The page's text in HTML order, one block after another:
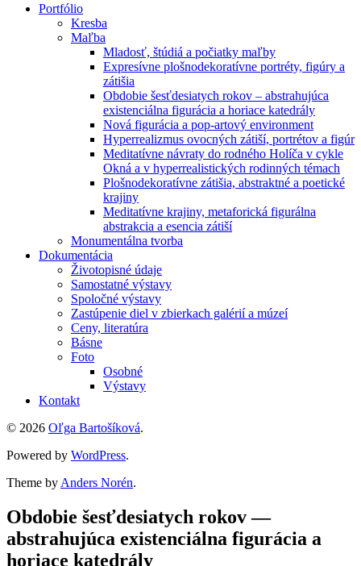
Portfólio
Kresba
Maľba
Mladosť, štúdiá a počiatky maľby
Expresívne plošnodekoratívne portréty, figúry a
zátišia
Obdobie šesťdesiatych rokov – abstrahujúca
existenciálna figurácia a horiace katedrály
Nová figurácia a pop-artový environment
Hyperrealizmus ovocných zátiší, portrétov a figúr
Meditatívne návraty do rodného Holíča v cykle
Okná a v hyperrealistických rodinných témach
Plošnodekoratívne zátišia, abstraktné a poetické
krajiny
Meditatívne krajiny, metaforická figurálna
abstrakcia a esencia zátiší
Monumentálna tvorba
Dokumentácia
Životopisné údaje
Samostatné výstavy
Spoločné výstavy
Zastúpenie diel v zbierkach galérií a múzeí
Ceny, literatúra
Básne
Foto
Osobné
Výstavy
Kontakt
© 2026 Oľga Bartošíková.
Powered by WordPress.
Theme by Anders Norén.
Obdobie šesťdesiatych rokov —
abstrahujúca existenciálna figurácia a
horiace katedrály